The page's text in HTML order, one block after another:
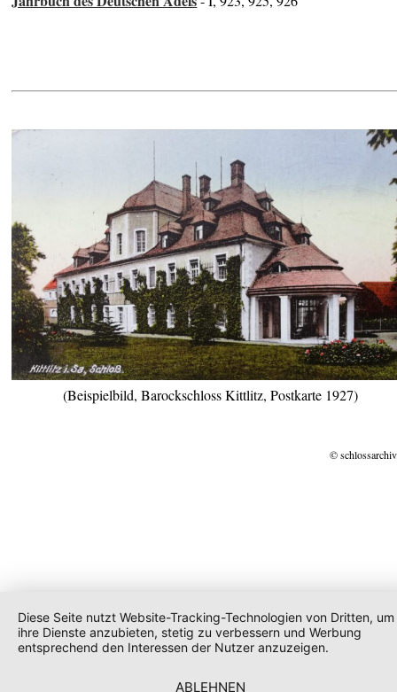
(Beispielbild, Barockschloss Kittlitz, Postkarte 1927)
©
Diese Seite nutzt Website-Tracking-Technologien von Dritten, um
ihre Dienste anzubieten, stetig zu verbessern und Werbung
entsprechend den Interessen der Nutzer anzuzeigen.
ABLEHNEN